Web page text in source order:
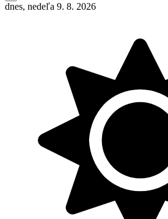
dnes, nedeľa 9. 8. 2026